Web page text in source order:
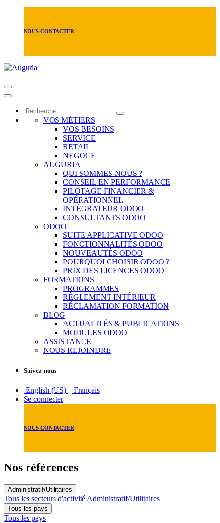
NOUS CONTACTER
VOS MÉTIERS
VOS BESOINS
SERVICE
RETAIL
NEGOCE
AUGURIA
QUI SOMMES-NOUS ?
CONSEIL EN PERFORMANCE
PILOTAGE FINANCIER &
OPÉRATIONNEL
INTÉGRATEUR ODOO
CONSULTANTS ODOO
ODOO
SUITE APPLICATIVE ODOO
FONCTIONNALITÉS ODOO
NOUVEAUTÉS ODOO
POURQUOI CHOISIR ODOO ?
PRIX DES LICENCES ODOO
FORMATIONS
PROGRAMMES
RÈGLEMENT INTÉRIEUR
RÉCLAMATION FORMATION
BLOG
ACTUALITÉS & PUBLICATIONS
MODULES ODOO
ASSISTANCE
NOUS REJOINDRE
Suivez-nous
English (US) | Français
Se connecter
NOUS CONTACTER
Nos références
Administratif/Utilitaires
Tous les secteurs d'activité Administratif/Utilitaires
Tous les pays
Tous les pays